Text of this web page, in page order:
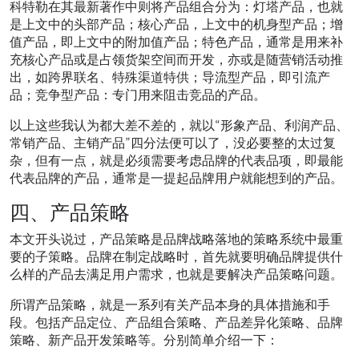
科特勒在其最新著作中则将产品组合分为：灯塔产品，也就
是上文中的头部产品；核心产品，上文中的机身型产品；增
值产品，即上文中的附加值产品；特色产品，通常是用来补
充核心产品或是占领货架空间而开发，亦或是随营销活动推
出，如跨界联名、特殊渠道特供；导流型产品，即引流产
品；竞争型产品：专门用来阻击竞品的产品。
以上这些我认为都大差不差的，就以“形象产品、利润产品、
常销产品、主销产品”四分法便可以了，没必要整的太过复
杂，但有一点，就是必须需要考虑品牌的代表品项，即最能
代表品牌的产品，通常是一提起品牌用户就能想到的产品。
四、产品策略
本文开头说过，产品策略是品牌战略落地的策略系统中最重
要的子策略。品牌在制定战略时，首先就要明确品牌提供什
么样的产品去满足用户需求，也就是要解决产品策略问题。
所谓产品策略，就是一系列有关产品本身的具体措施和手
段。包括产品定位、产品组合策略、产品差异化策略、品牌
策略、新产品开发策略等。分别简单介绍一下：